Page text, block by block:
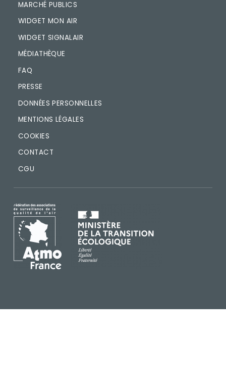
MARCHÉ PUBLICS
WIDGET MON AIR
WIDGET SIGNALAIR
MÉDIATHÈQUE
FAQ
PRESSE
DONNÉES PERSONNELLES
MENTIONS LÉGALES
COOKIES
CONTACT
CGU
IMAGE IMAGE